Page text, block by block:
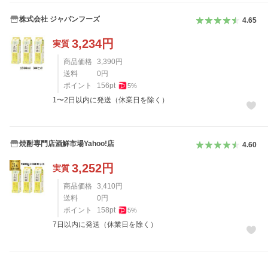
株式会社 ジャパンフーズ 4.65
実質 3,234円
商品価格 3,390 円
送料
0 円
ポイント
156pt 5%
1〜2日以内に発送（休業日を除く）
焼酎専門店酒鮮市場Yahoo!店 4.60
実質 3,252円
商品価格 3,410 円
送料
0 円
ポイント
158pt 5%
7日以内に発送（休業日を除く）